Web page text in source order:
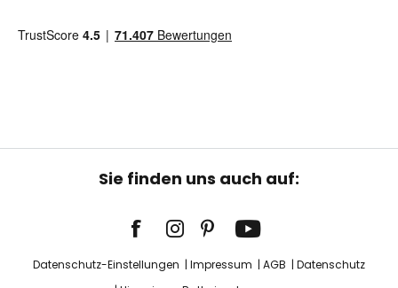
Sie finden uns auch auf:
Datenschutz-Einstellungen Impressum AGB
Datenschutz